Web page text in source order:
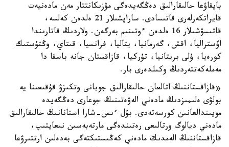
بايقاۋعا حالىقارالىق دەڭگەيدەگى مۋزىكانتتار مەن مادەنيەت
قايراتكەرلەرى قاتىسادى. ساراپشىلار 21 ەلدەن كەلسە،
قاتىسۋشىلار 16 ەلدەن ءوتىنىم بەرگەن. ولاردىڭ قاتارىندا
اۆستراليا، اقش، گەرمانيا، يتاليا، فرانسيا، قىتاي، وڭتۇستىك
كورەيا، ۇلى بريتانيا، تۇركيا، قازاقستان جانە باسقا دا
مەملەكەتتەردىڭ وكىلدەرى بار.
«قازاقستاننىڭ اتالعان حالىقارالىق جوبانى وتكىزۋ قۇقىعىنا يە
بولۋى ەلىمىزدىڭ مادەني الەۋەتىنىڭ جوعارى دەڭگەيدە
مويىندالعانىن كورسەتەدى. بۇل ءىس-شارا استانانىڭ حالىقارالىق
مادەني ديالوگ ورتالىعى رەتىندەگى مارتەبەسىن نىعايتىپ،
قازاقستاننىڭ الەمدىك مادەني كەڭىستىكتەگى بەدەلىن ارتتىرۋعا